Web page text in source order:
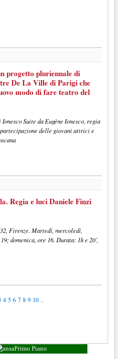
progetto pluriennale di
De La Ville di Parigi che
modo di fare teatro del
Suite da Eugène Ionesco, regia
delle giovani attrici e
Regia e luci Daniele Finzi
Firenze. Martedì, mercoledì,
domenica, ore 16. Durata: 1h e 20’,
4 5 6 7 8 9 10 ..
Primo Piano